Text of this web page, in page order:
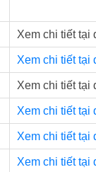
Xem chi tiết tại
Xem chi tiết tại
Xem chi tiết tại
Xem chi tiết tại
Xem chi tiết tại
Xem chi tiết tại